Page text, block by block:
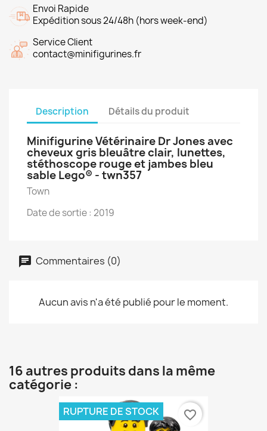
Envoi Rapide
Expédition sous 24/48h (hors week-end)
Service Client
contact@minifigurines.fr
Description Détails du produit
Minifigurine Vétérinaire Dr Jones avec
cheveux gris bleuâtre clair, lunettes,
stéthoscope rouge et jambes bleu
sable Lego® - twn357
Town
Date de sortie : 2019
Commentaires (0)
Aucun avis n'a été publié pour le moment.
16 autres produits dans la même
catégorie :
RUPTURE DE STOCK favorite_border